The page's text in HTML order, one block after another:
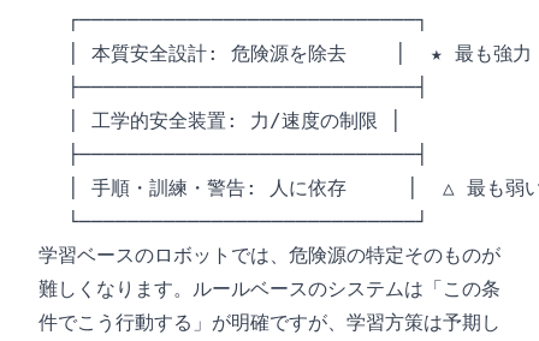
学習ベースのロボットでは、危険源の特定そのものが
難しくなります。ルールベースのシステムは「この条
件でこう行動する」が明確ですが、学習方策は予期し